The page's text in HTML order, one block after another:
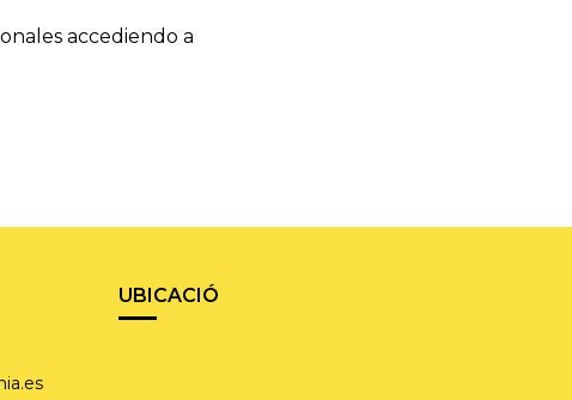
accediendo a
UBICACIÓ